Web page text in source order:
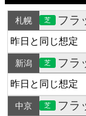
札幌 芝 フラ
昨日と同じ想定
新潟 芝 フラ
昨日と同じ想定
中京 芝 フラ